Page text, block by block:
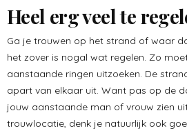
Heel erg veel te
Ga je trouwen op het strand of waar
het zover is nogal wat regelen. Zo
aanstaande ringen uitzoeken. De
apart van elkaar uit. Want pas op de
jouw aanstaande man of vrouw zien
trouwlocatie, denk je natuurlijk ook